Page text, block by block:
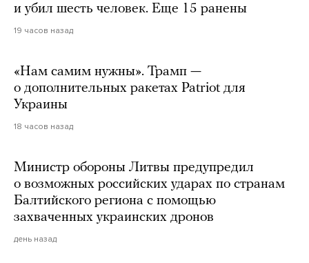
и убил шесть человек. Еще 15 ранены
19 часов назад
«Нам самим нужны». Трамп —
о дополнительных ракетах Patriot для
Украины
18 часов назад
Министр обороны Литвы предупредил
о возможных российских ударах по странам
Балтийского региона с помощью
захваченных украинских дронов
день назад